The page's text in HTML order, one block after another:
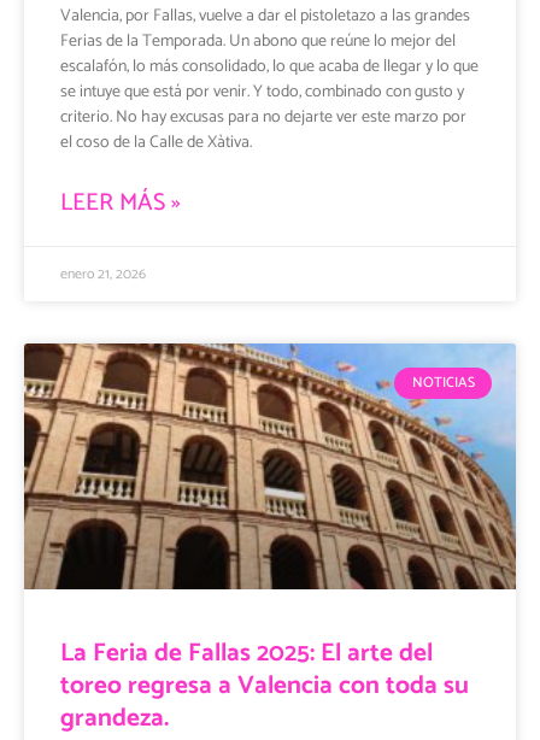
Valencia, por Fallas, vuelve a dar el pistoletazo a las grandes
Ferias de la Temporada. Un abono que reúne lo mejor del
escalafón, lo más consolidado, lo que acaba de llegar y lo que
se intuye que está por venir. Y todo, combinado con gusto y
criterio. No hay excusas para no dejarte ver este marzo por
el coso de la Calle de Xàtiva.
LEER MÁS »
enero 21, 2026
NOTICIAS
La Feria de Fallas 2025: El arte del
toreo regresa a Valencia con toda su
grandeza.